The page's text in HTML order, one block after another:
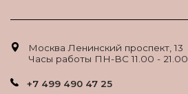
Москва Ленинский проспект, 13
Часы работы ПН-ВС 11.00 - 21.00
+7 499 490 47 25